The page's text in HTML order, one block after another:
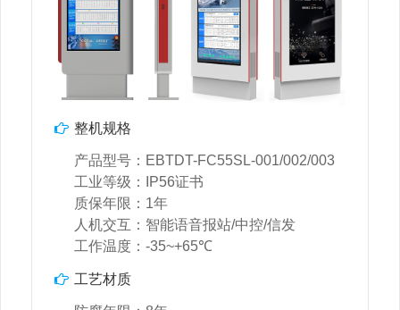
整机规格
产品型号：EBTDT-FC55SL-001/002/003
工业等级：IP56证书
质保年限：1年
人机交互：智能语音报站/中控/信发
工作温度：-35~+65℃
工艺材质